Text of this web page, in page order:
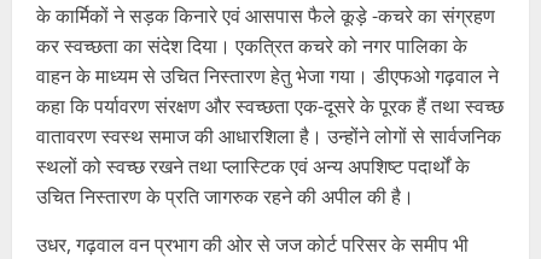
के कार्मिकों ने सड़क किनारे एवं आसपास फैले कूड़े -कचरे का संग्रहण
कर स्वच्छता का संदेश दिया। एकत्रित कचरे को नगर पालिका के
वाहन के माध्यम से उचित निस्तारण हेतु भेजा गया। डीएफओ गढ़वाल ने
कहा कि पर्यावरण संरक्षण और स्वच्छता एक-दूसरे के पूरक हैं तथा स्वच्छ
वातावरण स्वस्थ समाज की आधारशिला है। उन्होंने लोगों से सार्वजनिक
स्थलों को स्वच्छ रखने तथा प्लास्टिक एवं अन्य अपशिष्ट पदार्थों के
उचित निस्तारण के प्रति जागरुक रहने की अपील की है।
उधर, गढ़वाल वन प्रभाग की ओर से जज कोर्ट परिसर के समीप भी